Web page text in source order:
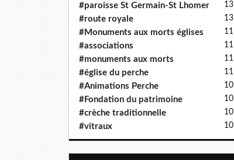
#paroisse St Germain-St Lhomer 13
#route royale 13
#Monuments aux morts églises 11
#associations 11
#monuments aux morts 11
#église du perche 11
#Animations Perche 10
#Fondation du patrimoine 10
#crèche traditionnelle 10
#vitraux 10